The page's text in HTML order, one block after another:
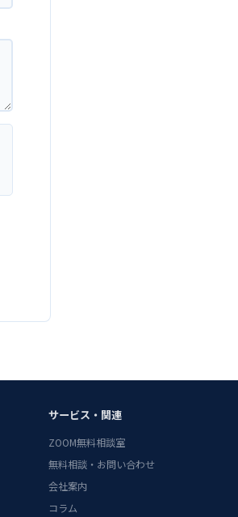
サービス・関連
ZOOM無料相談室
無料相談・お問い合わせ
会社案内
コラム